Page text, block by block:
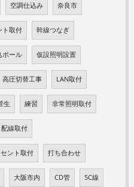
空調仕込み 奈良市
ト取付 幹線つなぎ
ポール 仮設照明設置
高圧切替工事 LAN取付
生 練習 非常照明取付
線取付
ント取付 打ち合わせ
大阪市内 CD管 5C線